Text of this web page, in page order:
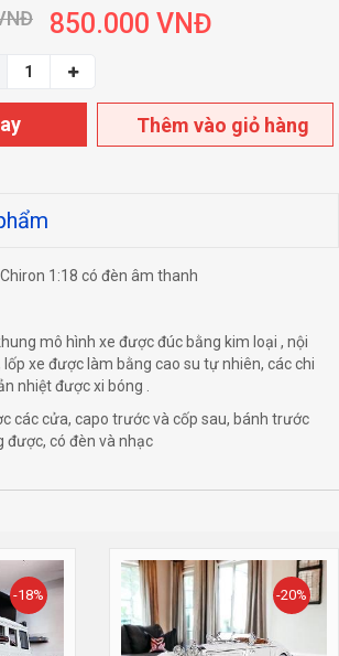
850.000 VNĐ
Thêm vào giỏ hàng
1:18 có đèn âm thanh
mô hình xe được đúc bằng kim loại , nội
xe được làm bằng cao su tự nhiên, các chi
nhiệt được xi bóng .
các cửa, capo trước và cốp sau, bánh trước
được, có đèn và nhạc
-18% -20%